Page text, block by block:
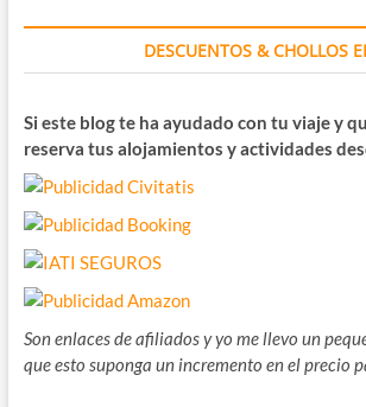
DESCUENTOS & CHOLLOS
Si este blog te ha ayudado con tu viaje y
reserva tus alojamientos y actividades
Son enlaces de afiliados y yo me llevo un
que esto suponga un incremento en el precio